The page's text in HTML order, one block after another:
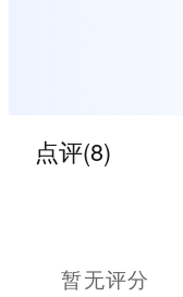
点评(8)
暂无评分